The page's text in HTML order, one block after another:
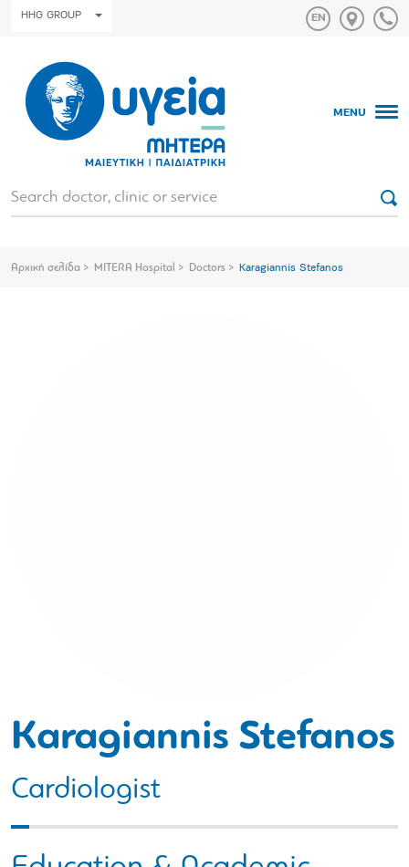
HHG GROUP
MENU
Αρχική σελίδα MITERA Hospital Doctors Karagiannis Stefanos
Karagiannis Stefanos
Cardiologist